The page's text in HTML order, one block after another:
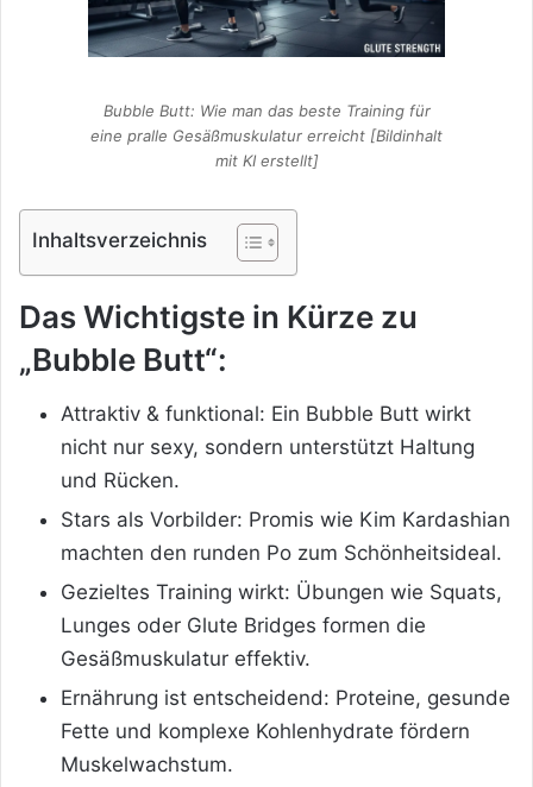
Bubble Butt: Wie man das beste Training für
eine pralle Gesäßmuskulatur erreicht [Bildinhalt
mit KI erstellt]
Inhaltsverzeichnis
Das Wichtigste in Kürze zu
„Bubble Butt“:
Attraktiv & funktional: Ein Bubble Butt wirkt
nicht nur sexy, sondern unterstützt Haltung
und Rücken.
Stars als Vorbilder: Promis wie Kim Kardashian
machten den runden Po zum Schönheitsideal.
Gezieltes Training wirkt: Übungen wie Squats,
Lunges oder Glute Bridges formen die
Gesäßmuskulatur effektiv.
Ernährung ist entscheidend: Proteine, gesunde
Fette und komplexe Kohlenhydrate fördern
Muskelwachstum.